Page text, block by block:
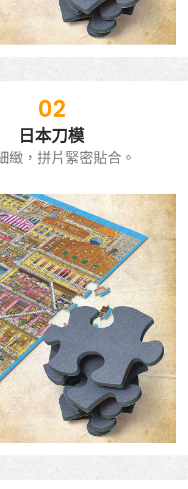
02
日本刀模
緻，拼片緊密貼合。